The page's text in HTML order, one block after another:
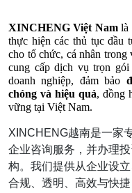
XINCHENG Việt Nam là
thực hiện các thủ tục đầu
cho tổ chức, cá nhân
cung cấp dịch vụ trọn
doanh nghiệp, đảm bảo
chóng và hiệu quả, đồng
vững tại Việt Nam.
XINCHENG越南是一家
企业咨询服务，并办理
构。我们提供从企业设
合规、透明、高效与快